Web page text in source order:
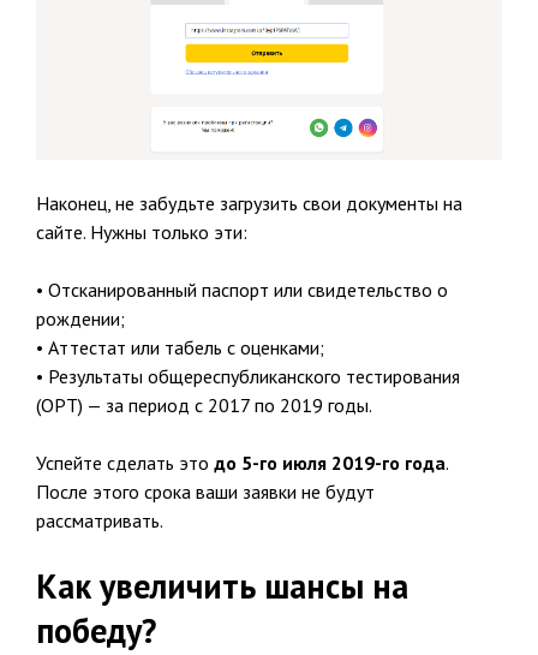
Наконец, не забудьте загрузить свои документы на
сайте. Нужны только эти:
• Отсканированный паспорт или свидетельство о
рождении;
• Аттестат или табель с оценками;
• Результаты общереспубликанского тестирования
(ОРТ) — за период с 2017 по 2019 годы.
Успейте сделать это до 5-го июля 2019-го года.
После этого срока ваши заявки не будут
рассматривать.
Как увеличить шансы на
победу?